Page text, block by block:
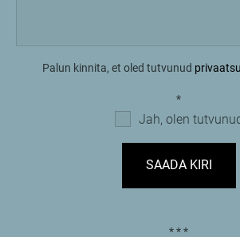
Palun kinnita, et oled tutvunud
Jah, olen
* * *